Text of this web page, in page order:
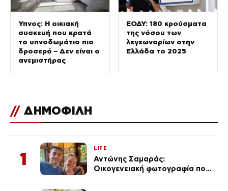
Ύπνος: Η οικιακή
συσκευή που κρατά
το υπνοδωμάτιο πιο
δροσερό – Δεν είναι ο
ανεμιστήρας
ΕΟΔΥ: 180 κρούσματα
της νόσου των
λεγεωναρίων στην
Ελλάδα το 2025
// ΔΗΜΟΦΙΛΗ
1
LIFE
Αντώνης Σαμαράς:
Οικογενειακή φωτογραφία που